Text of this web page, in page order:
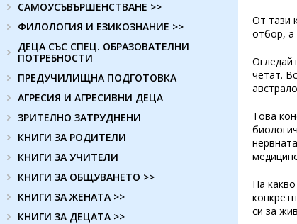
САМОУСЪВЪРШЕНСТВАНЕ >>
ФИЛОЛОГИЯ И ЕЗИКОЗНАНИЕ >>
ДЕЦА СЪС СПЕЦ. ОБРАЗОВАТЕЛНИ
ПОТРЕБНОСТИ
ПРЕДУЧИЛИЩНА ПОДГОТОВКА
АГРЕСИЯ И АГРЕСИВНИ ДЕЦА
ЗРИТЕЛНО ЗАТРУДНЕНИ
КНИГИ ЗА РОДИТЕЛИ
КНИГИ ЗА УЧИТЕЛИ
КНИГИ ЗА ОБЩУВАНЕТО >>
КНИГИ ЗА ЖЕНАТА >>
КНИГИ ЗА ДЕЦАТА >>
От тази
отбор, а
четат.
Това
На
си за